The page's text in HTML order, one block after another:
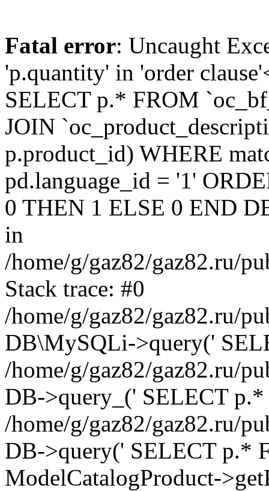
Fatal error: Uncaught
'p.quantity' in 'order
SELECT p.* FROM
JOIN
p.product_id) WHERE
pd.language_id = '1'
0 THEN 1 ELSE 0 END
in
/home/g/gaz82/gaz82.ru/
Stack trace: #0
/home/g/gaz82/gaz82.ru/
DB\MySQLi->query('
/home/g/gaz82/gaz82.ru/
DB->query_(' SELECT
/home/g/gaz82/gaz82.ru/
DB->query(' SELECT p.*
ModelCatalogProduct-